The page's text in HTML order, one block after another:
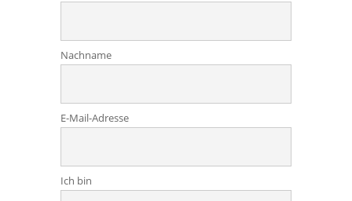
Nachname
E-Mail-Adresse
Ich bin